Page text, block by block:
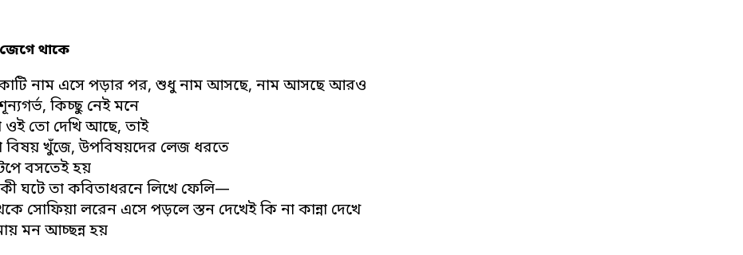
থাকে
নাম এসে পড়ার পর, শুধু নাম আসছে, নাম আসছে আরও
কিচ্ছু নেই মনে
ওই তো দেখি আছে, তাই
বিষয় খুঁজে, উপবিষয়দের লেজ ধরতে
বসতেই হয়
ঘটে তা কবিতাধরনে লিখে ফেলি—
সোফিয়া লরেন এসে পড়লে স্তন দেখেই কি না কান্না দেখে
মন আচ্ছন্ন হয়